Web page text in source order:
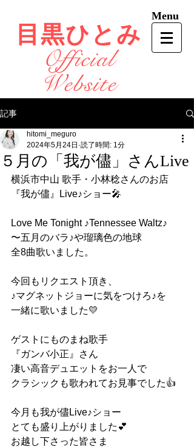
Menu
目黒ひとみ
Official
Website
記事
５月の「我が儘」さんLive
hitomi_meguro
2024年5月24日 読了時間: 1分
横浜市中山 歌手・小林稔さんのお店
『我が儘』Live♪ショー🎤
Love Me Tonight ♪Tennessee Waltz♪
〜五月のバラ♪や瑠璃色の地球
全8曲歌いました。
今回もリクエスト頂き、
♪マグネットジョーに気をつけろ♪を
一緒に歌いました💛
ゲストにものまね歌手
『ガンバ小正』さん
凄い高音デュエットをお一人で
クラシックも歌われてお見事でした👍
今月も我が儘Live♪ショー
とても盛り上がりました💕
お越し下さった皆さま